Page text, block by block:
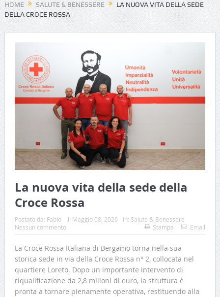
HOME SALUTE & BENESSERE
LA NUOVA VITA DELLA SEDE
DELLA CROCE ROSSA
La nuova vita della sede della
Croce Rossa
Postato da: Fabio il: Maggio 08, 2026 In: Salute & Benessere
Nessun commento
Stampa Email
La Croce Rossa Italiana di Bergamo torna nella sua
storica sede in via della Croce Rossa n° 2, collocata nel
quartiere Loreto. Dopo un importante intervento di
riqualificazione da 2,8 milioni di euro, la struttura è
pronta a tornare pienamente operativa, restituendo alla